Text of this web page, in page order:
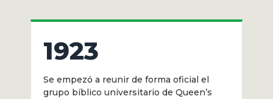
1923
Se empezó a reunir de forma oficial el
grupo bíblico universitario de Queen’s